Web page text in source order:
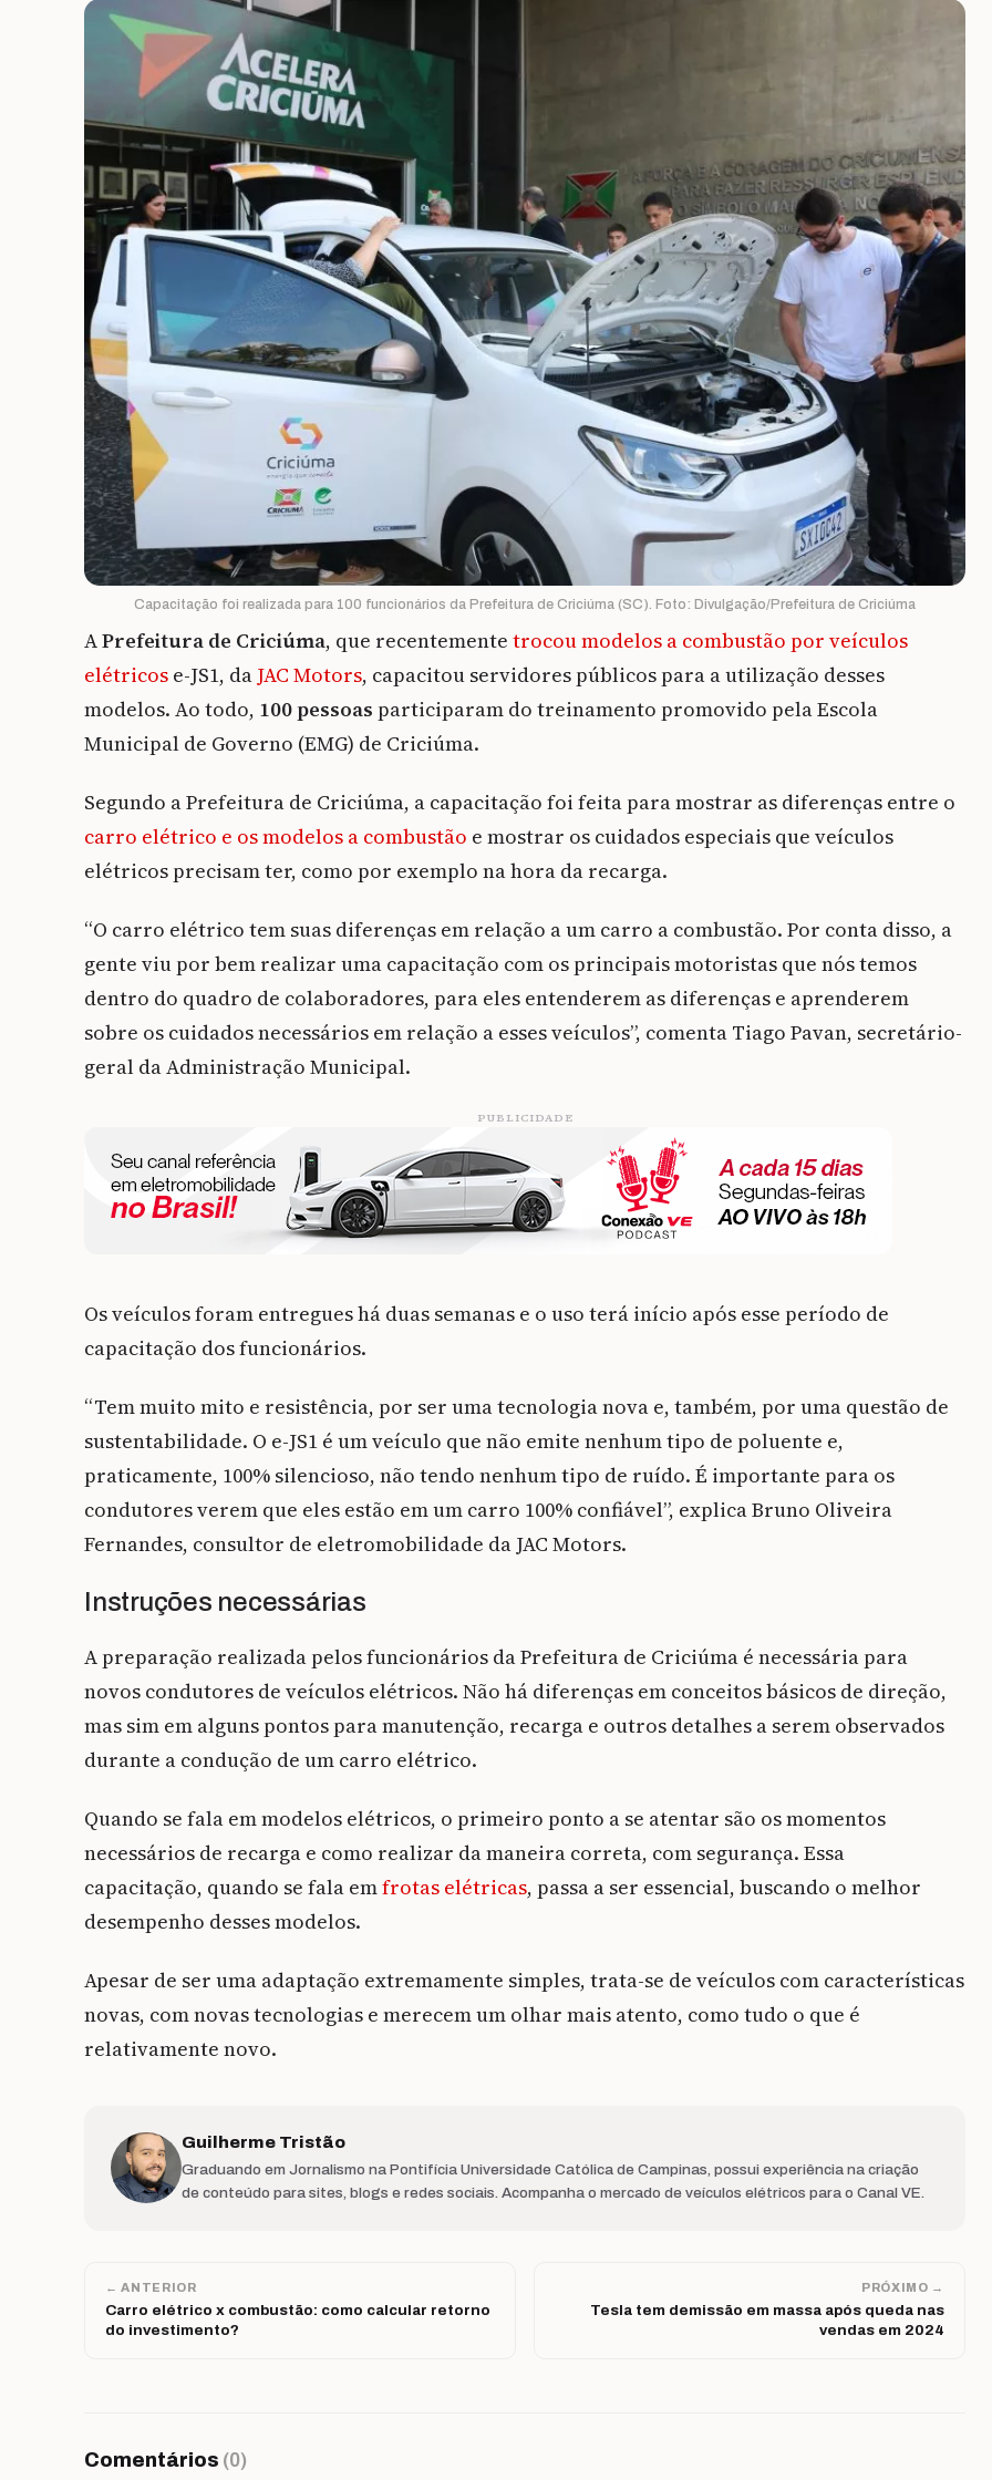
Capacitação foi realizada para 100 funcionários da Prefeitura de Criciúma (SC). Foto: Divulgação/Prefeitura de Criciúma
APrefeitura de Criciúma, que recentemente trocou modelos a combustão por veículos
elétricos e-JS1, da JAC Motors, capacitou servidores públicos para a utilização desses
modelos. Ao todo, 100 pessoas participaram do treinamento promovido pela Escola
Municipal de Governo (EMG) de Criciúma.
Segundo a Prefeitura de Criciúma, a capacitação foi feita para mostrar as diferenças entre o
carro elétrico e os modelos a combustão e mostrar os cuidados especiais que veículos
elétricos precisam ter, como por exemplo na hora da recarga.
“O carro elétrico tem suas diferenças em relação a um carro a combustão. Por conta disso, a
gente viu por bem realizar uma capacitação com os principais motoristas que nós temos
dentro do quadro de colaboradores, para eles entenderem as diferenças e aprenderem
sobre os cuidados necessários em relação a esses veículos”, comenta Tiago Pavan, secretário-
geral da Administração Municipal.
PUBLICIDADE
Os veículos foram entregues há duas semanas e o uso terá início após esse período de
capacitação dos funcionários.
“Tem muito mito e resistência, por ser uma tecnologia nova e, também, por uma questão de
sustentabilidade. O e-JS1 é um veículo que não emite nenhum tipo de poluente e,
praticamente, 100% silencioso, não tendo nenhum tipo de ruído. É importante para os
condutores verem que eles estão em um carro 100% confiável”, explica Bruno Oliveira
Fernandes, consultor de eletromobilidade da JAC Motors.
Instruções necessárias
A preparação realizada pelos funcionários da Prefeitura de Criciúma é necessária para
novos condutores de veículos elétricos. Não há diferenças em conceitos básicos de direção,
mas sim em alguns pontos para manutenção, recarga e outros detalhes a serem observados
durante a condução de um carro elétrico.
Quando se fala em modelos elétricos, o primeiro ponto a se atentar são os momentos
necessários de recarga e como realizar da maneira correta, com segurança. Essa
capacitação, quando se fala emfrotas elétricas, passa a ser essencial, buscando o melhor
desempenho desses modelos.
Apesar de ser uma adaptação extremamente simples, trata-se de veículos com características
novas, com novas tecnologias e merecem um olhar mais atento, como tudo o que é
relativamente novo.
Guilherme Tristão
Graduando em Jornalismo na Pontifícia Universidade Católica de Campinas, possui experiência na criação
de conteúdo para sites, blogs e redes sociais. Acompanha o mercado de veículos elétricos para o Canal VE.
← ANTERIOR
Carro elétrico x combustão: como calcular retorno
do investimento?
PRÓXIMO →
Tesla tem demissão em massa após queda nas
vendas em 2024
Comentários (0)